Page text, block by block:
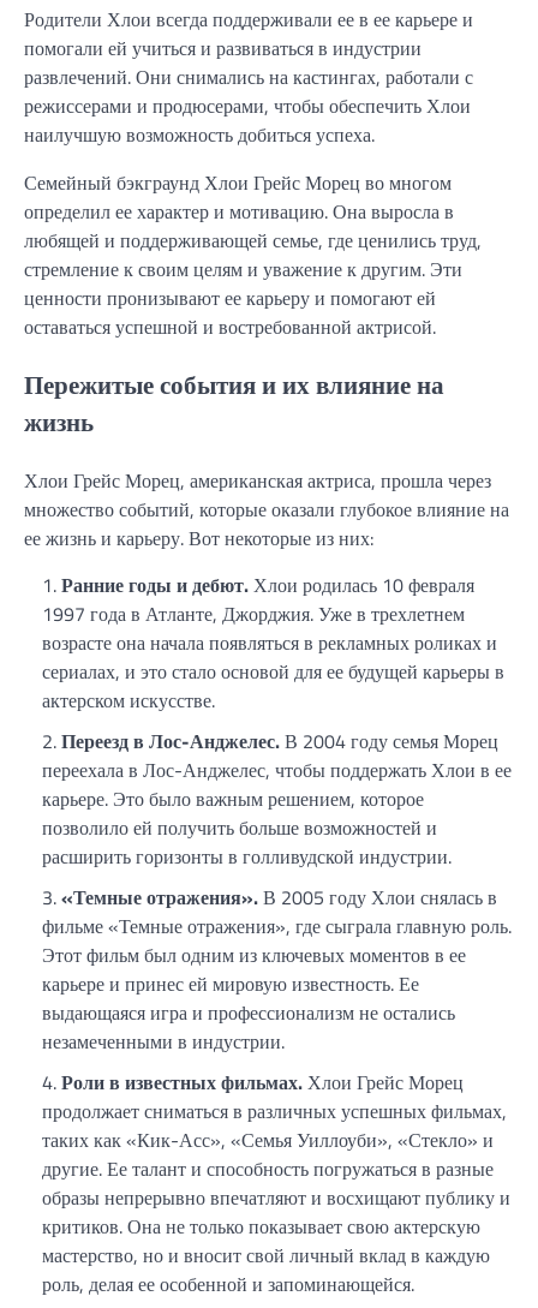
Родители Хлои всегда поддерживали ее в ее карьере и
помогали ей учиться и развиваться в индустрии
развлечений. Они снимались на кастингах, работали с
режиссерами и продюсерами, чтобы обеспечить Хлои
наилучшую возможность добиться успеха.
Семейный бэкграунд Хлои Грейс Морец во многом
определил ее характер и мотивацию. Она выросла в
любящей и поддерживающей семье, где ценились труд,
стремление к своим целям и уважение к другим. Эти
ценности пронизывают ее карьеру и помогают ей
оставаться успешной и востребованной актрисой.
Пережитые события и их влияние на
жизнь
Хлои Грейс Морец, американская актриса, прошла через
множество событий, которые оказали глубокое влияние на
ее жизнь и карьеру. Вот некоторые из них:
Ранние годы и дебют.Хлои родилась 10 февраля
1997 года в Атланте, Джорджия. Уже в трехлетнем
возрасте она начала появляться в рекламных роликах и
сериалах, и это стало основой для ее будущей карьеры в
актерском искусстве.
Переезд в Лос-Анджелес.В 2004 году семья Морец
переехала в Лос-Анджелес, чтобы поддержать Хлои в ее
карьере. Это было важным решением, которое
позволило ей получить больше возможностей и
расширить горизонты в голливудской индустрии.
«Темные отражения».В 2005 году Хлои снялась в
фильме «Темные отражения», где сыграла главную роль.
Этот фильм был одним из ключевых моментов в ее
карьере и принес ей мировую известность. Ее
выдающаяся игра и профессионализм не остались
незамеченными в индустрии.
Роли в известных фильмах.Хлои Грейс Морец
продолжает сниматься в различных успешных фильмах,
таких как «Кик-Асс», «Семья Уиллоуби», «Стекло» и
другие. Ее талант и способность погружаться в разные
образы непрерывно впечатляют и восхищают публику и
критиков. Она не только показывает свою актерскую
мастерство, но и вносит свой личный вклад в каждую
роль, делая ее особенной и запоминающейся.